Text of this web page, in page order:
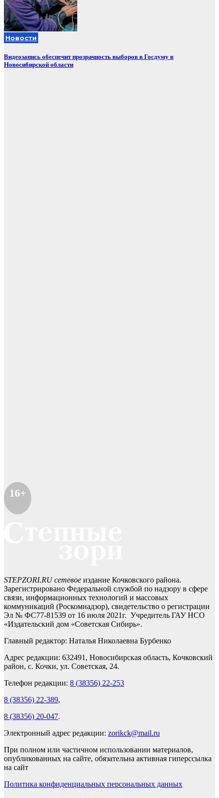
Новости
Видеозапись обеспечит прозрачность выборов в Госдуму в
Новосибирской области
16+
STEPZORI.RU сетевое издание Кочковского района.
Зарегистрировано Федеральной службой по надзору в сфере
связи, информационных технологий и массовых
коммуникаций (Роскомнадзор), свидетельство о регистрации
Эл № ФС77-81539 от 16 июля 2021г. Учредитель ГАУ НСО
«Издательский дом «Советская Сибирь».
Главный редактор: Наталья Николаевна Бурбенко
Адрес редакции: 632491, Новосибирская область, Кочковский
район, с. Кочки, ул. Советская, 24.
Телефон редакции: 8 (38356) 22-253
8 (38356) 22-389,
8 (38356) 20-047.
Электронный адрес редакции: zorikck@mail.ru
При полном или частичном использовании материалов,
опубликованных на сайте, обязательна активная гиперссылка
на сайт
Политика конфиденциальных персональных данных